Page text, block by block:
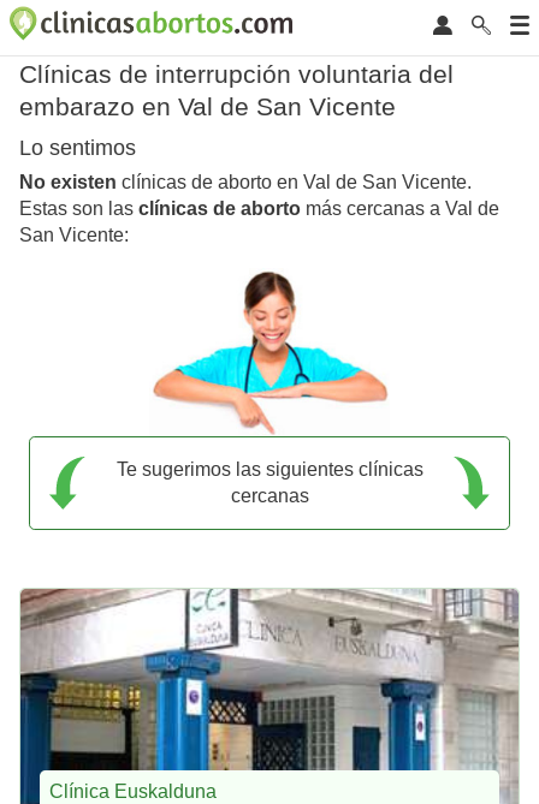
Clínicas de interrupción voluntaria del
embarazo en Val de San Vicente
Lo sentimos
No existen clínicas de aborto en Val de San Vicente.
Estas son las clínicas de aborto más cercanas a Val de
San Vicente:
Te sugerimos las siguientes clínicas
cercanas
Clínica Euskalduna